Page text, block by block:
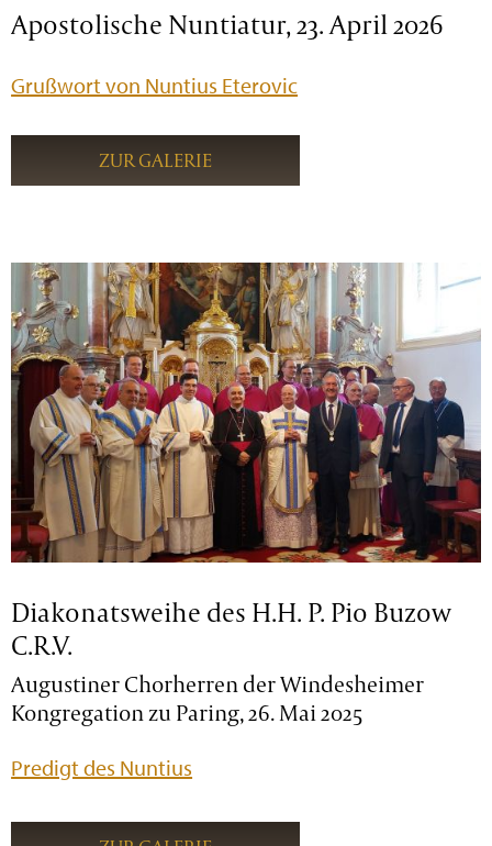
Apostolische Nuntiatur, 23. April 2026
Grußwort von Nuntius Eterovic
ZUR GALERIE
Diakonatsweihe des H.H. P. Pio Buzow
C.R.V.
Augustiner Chorherren der Windesheimer
Kongregation zu Paring, 26. Mai 2025
Predigt des Nuntius